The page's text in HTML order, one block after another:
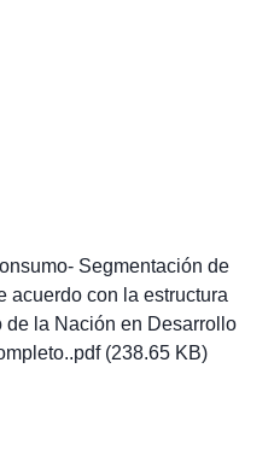
Segmentación de
acuerdo con la estructura
de la Nación en Desarrollo
(238.65 KB)